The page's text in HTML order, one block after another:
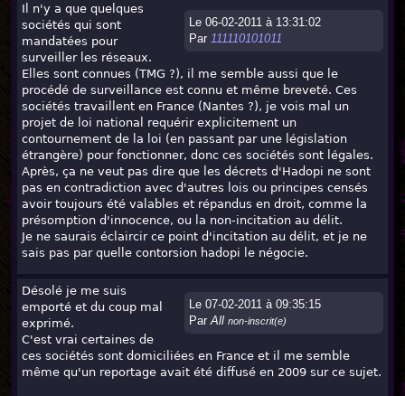
Le 06-02-2011 à 13:31:02
Par 111110101011
Il n'y a que quelques
sociétés qui sont
mandatées pour
surveiller les réseaux.
Elles sont connues (TMG ?), il me semble aussi que le
procédé de surveillance est connu et même breveté. Ces
sociétés travaillent en France (Nantes ?), je vois mal un
projet de loi national requérir explicitement un
contournement de la loi (en passant par une législation
étrangère) pour fonctionner, donc ces sociétés sont légales.
Après, ça ne veut pas dire que les décrets d'Hadopi ne sont
pas en contradiction avec d'autres lois ou principes censés
avoir toujours été valables et répandus en droit, comme la
présomption d'innocence, ou la non-incitation au délit.
Je ne saurais éclaircir ce point d'incitation au délit, et je ne
sais pas par quelle contorsion hadopi le négocie.
Le 07-02-2011 à 09:35:15
Par All non-inscrit(e)
Désolé je me suis
emporté et du coup mal
exprimé.
C'est vrai certaines de
ces sociétés sont domiciliées en France et il me semble
même qu'un reportage avait été diffusé en 2009 sur ce sujet.